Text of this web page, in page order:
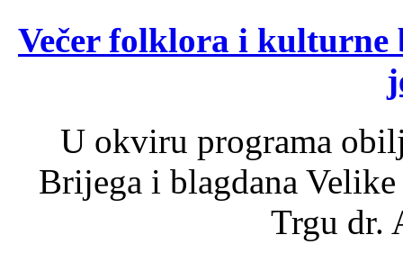
Večer folklora i kulturne
U okviru programa
Brijega i blagdana
Trgu dr.